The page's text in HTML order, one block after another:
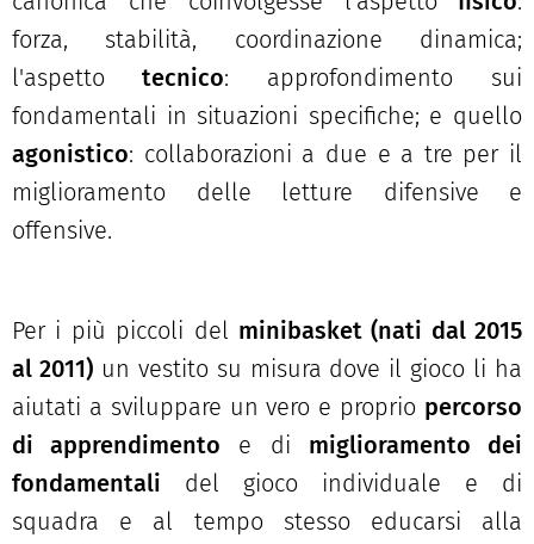
forza, stabilità, coordinazione dinamica;
l'aspetto tecnico: approfondimento sui
fondamentali in situazioni specifiche; e quello
agonistico: collaborazioni a due e a tre per il
miglioramento delle letture difensive e
offensive.
Per i più piccoli del minibasket (nati dal 2015
al 2011)un vestito su misura dove il gioco li ha
aiutati a sviluppare un vero e proprio percorso
di apprendimento e di miglioramento dei
fondamentali del gioco individuale e di
squadra e al tempo stesso educarsi alla